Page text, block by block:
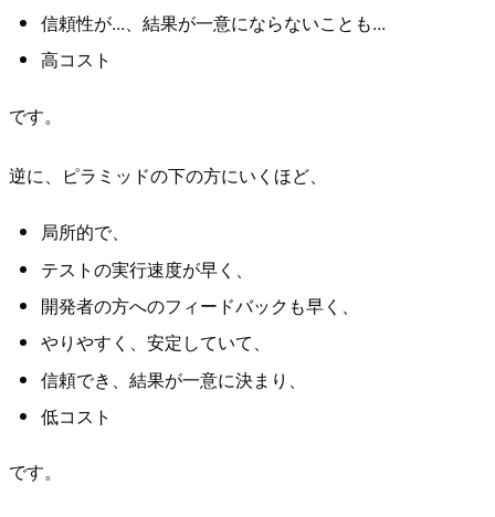
信頼性が...、結果が一意にならないことも...
高コスト
です。
逆に、ピラミッドの下の方にいくほど、
局所的で、
テストの実行速度が早く、
開発者の方へのフィードバックも早く、
やりやすく、安定していて、
信頼でき、結果が一意に決まり、
低コスト
です。